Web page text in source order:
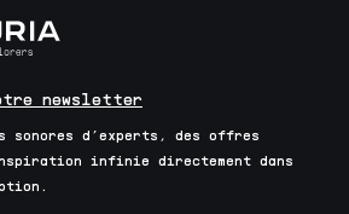
newsletter
sonores d’experts, des offres
infinie directement dans